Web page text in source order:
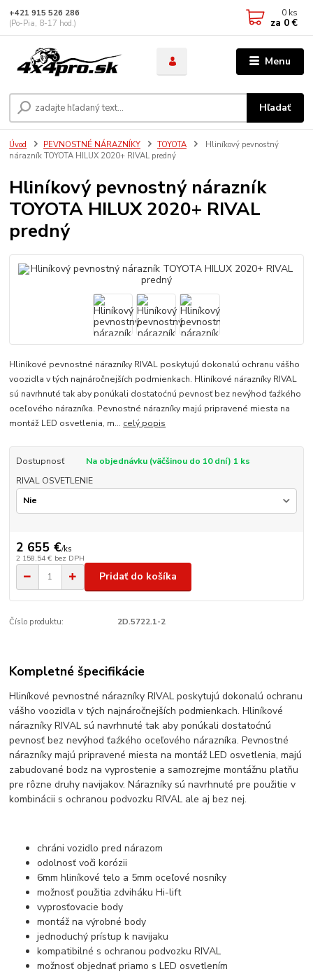
Menu
Hľadať
+421 915 526 286
(Po-Pia, 8-17 hod.)
0 ks
za 0 €
Úvod PEVNOSTNÉ NÁRAZNÍKY TOYOTA
Hliníkový pevnostný
nárazník TOYOTA HILUX 2020+ RIVAL predný
Hliníkový pevnostný nárazník
TOYOTA HILUX 2020+ RIVAL
predný
Hliníkové pevnostné nárazníky RIVAL poskytujú dokonalú ochranu vášho
voozidla v tých najnáročnejších podmienkach. Hliníkové nárazníky RIVAL
sú navrhnuté tak aby ponúkali dostatoćnú pevnosť bez nevýhod ťaźkého
oceľového nárazníka. Pevnostné nárazníky majú pripravené miesta na
montáž LED osvetlenia, m... celý popis
Dostupnosť
Na objednávku (väčšinou do 10 dní) 1 ks
RIVAL OSVETLENIE
2 655 €/ks
2 158,54 € bez DPH
Pridať do košíka
Číslo produktu: 2D.5722.1-2
Kompletné špecifikácie
Hliníkové pevnostné nárazníky RIVAL poskytujú dokonalú ochranu
vášho voozidla v tých najnáročnejších podmienkach. Hliníkové
nárazníky RIVAL sú navrhnuté tak aby ponúkali dostatoćnú
pevnosť bez nevýhod ťaźkého oceľového nárazníka. Pevnostné
nárazníky majú pripravené miesta na montáž LED osvetlenia, majú
zabudované bodz na vyprostenie a samozrejme montážnu platňu
pre rôzne druhy navijakov. Nárazníky sú navrhnuté pre použitie v
kombinácii s ochranou podvozku RIVAL ale aj bez nej.
chráni vozidlo pred nárazom
odolnosť voči korózii
6mm hliníkové telo a 5mm oceľové nosníky
možnosť použitia zdviháku Hi-lift
vyprosťovacie body
montáž na výrobné body
jednoduchý prístup k navijaku
kompatibilné s ochranou podvozku RIVAL
možnosť objednať priamo s LED osvetlením